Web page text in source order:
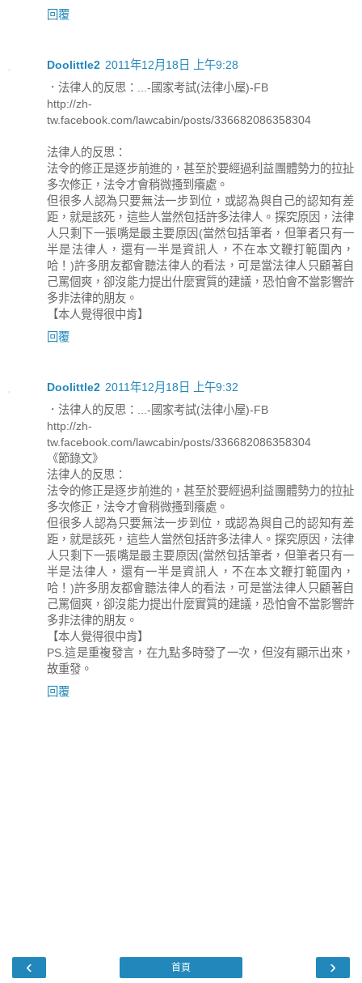
回覆
Doolittle2 2011年12月18日 上午9:28
．法律人的反思：...-國家考試(法律小屋)-FB
http://zh-
tw.facebook.com/lawcabin/posts/336682086358304
法律人的反思：
法令的修正是逐步前進的，甚至於要經過利益團體勢力的拉扯
多次修正，法令才會稍微搔到癢處。
但很多人認為只要無法一步到位，或認為與自己的認知有差
距，就是該死，這些人當然包括許多法律人。探究原因，法律
人只剩下一張嘴是最主要原因(當然包括筆者，但筆者只有一
半是法律人，還有一半是資訊人，不在本文鞭打範圍內，
哈！)許多朋友都會聽法律人的看法，可是當法律人只顧著自
己罵個爽，卻沒能力提出什麼實質的建議，恐怕會不當影響許
多非法律的朋友。
【本人覺得很中肯】
回覆
Doolittle2 2011年12月18日 上午9:32
．法律人的反思：...-國家考試(法律小屋)-FB
http://zh-
tw.facebook.com/lawcabin/posts/336682086358304
《節錄文》
法律人的反思：
法令的修正是逐步前進的，甚至於要經過利益團體勢力的拉扯
多次修正，法令才會稍微搔到癢處。
但很多人認為只要無法一步到位，或認為與自己的認知有差
距，就是該死，這些人當然包括許多法律人。探究原因，法律
人只剩下一張嘴是最主要原因(當然包括筆者，但筆者只有一
半是法律人，還有一半是資訊人，不在本文鞭打範圍內，
哈！)許多朋友都會聽法律人的看法，可是當法律人只顧著自
己罵個爽，卻沒能力提出什麼實質的建議，恐怕會不當影響許
多非法律的朋友。
【本人覺得很中肯】
PS.這是重複發言，在九點多時發了一次，但沒有顯示出來，
故重發。
回覆
‹ ›
首頁